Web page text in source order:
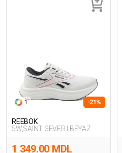
1 -21%
REEBOK
5W,SAINT SEVER I,BEYAZ
1 349.00 MDL